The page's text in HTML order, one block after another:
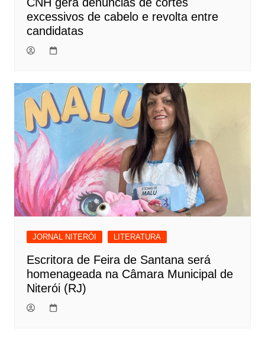
excessivos de cabelo e revolta entre
candidatas
JORNAL NITERÓI LITERATURA
Escritora de Feira de Santana será
homenageada na Câmara Municipal de
Niterói (RJ)